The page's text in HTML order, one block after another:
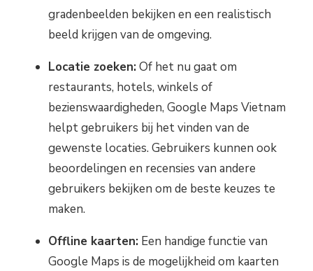
gradenbeelden bekijken en een realistisch
beeld krijgen van de omgeving.
Locatie zoeken:Of het nu gaat om
restaurants, hotels, winkels of
bezienswaardigheden, Google Maps Vietnam
helpt gebruikers bij het vinden van de
gewenste locaties. Gebruikers kunnen ook
beoordelingen en recensies van andere
gebruikers bekijken om de beste keuzes te
maken.
Offline kaarten: Een handige functie van
Google Maps is de mogelijkheid om kaarten